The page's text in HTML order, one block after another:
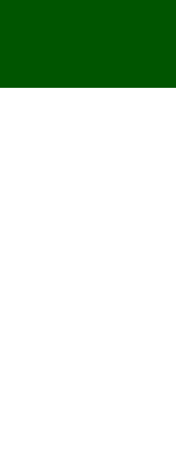
inhoud